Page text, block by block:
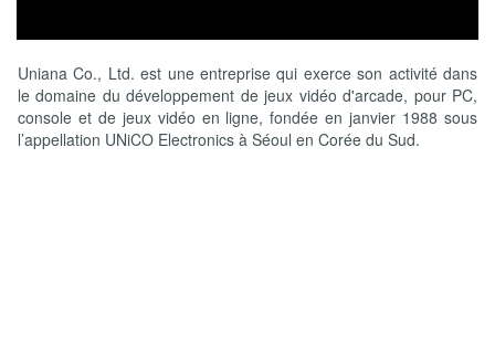
Uniana Co., Ltd. est une entreprise qui exerce son activité dans
le domaine du développement de jeux vidéo d'arcade, pour PC,
console et de jeux vidéo en ligne, fondée en janvier 1988 sous
l’appellation UNiCO Electronics à Séoul en Corée du Sud.